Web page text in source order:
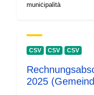
muniċipalità
CSV CSV CSV
2025